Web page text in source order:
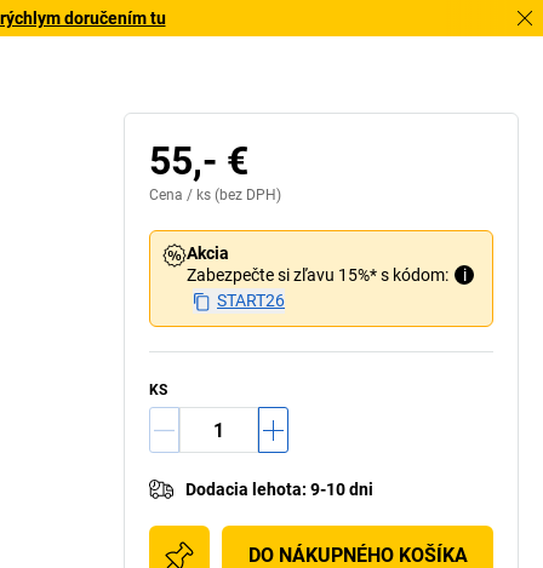
doručením tu
55,- €
Cena / ks (bez DPH)
Akcia
Zabezpečte si zľavu 15%* s kódom:
i
START26
KS
Dodacia lehota: 9-10 dni
DO NÁKUPNÉHO KOŠÍKA